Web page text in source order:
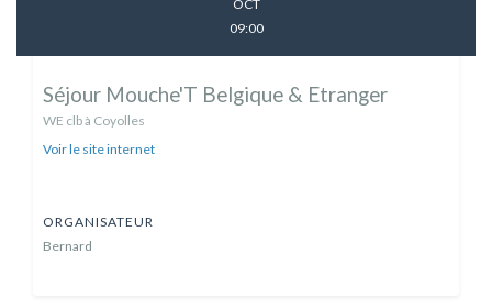
OCT
09:00
Séjour Mouche'T Belgique & Etranger
WE clb à Coyolles
Voir le site internet
ORGANISATEUR
Bernard